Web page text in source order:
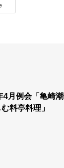
4月例会「亀崎
料亭料理」